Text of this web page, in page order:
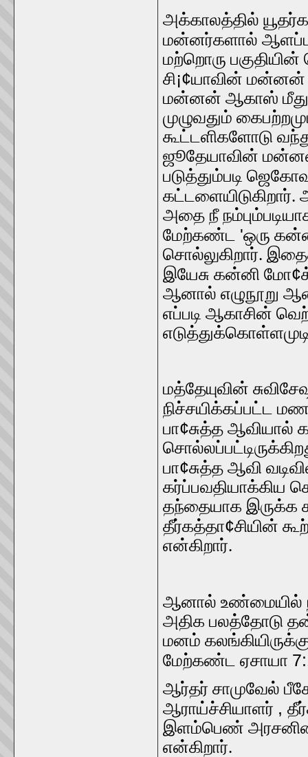
அக்காலத்தில்
மன்னர்களால்
மற்றொரு
சி¡¢யாவின் மன்னன்
மன்னன் ஆகாஸ் மீது
முழுவதும்
கூட்டளிகளோடு
ஜூதேயாவின்
படுத்தும்படி
அதை நீ
மேற்கண்ட 'ஒரு
சொல்லுகிறார்.
இயேசு கன்னி மோ¢
ஆனால் எழுநூறு
எப்படி ஆகாசின்
மத்தேயுவின்
நிச்சயிக்கப்பட்ட
பா¢சுத்த ஆவியால்
பா¢சுத்த ஆவி
கர்ப்பவதியாக்கிய
தந்தையாக இருக்க
தீர்கத்தா¢சியின்
என்கிறார்.
ஆனால் உண்மையில்
அதிக பலத்தோடு
மனம்
மேற்கண்ட ஏசாயா
ஆர்தர் சாமுவேல்
ஆராய்ச்சியாளர் ,
இளம்பெண் அரசனின்
என்கிறார்.